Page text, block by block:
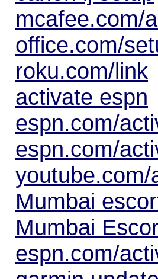
mcafee.com/
office.com/
roku.com/link
activate espn
espn.com/
espn.com/
youtube.com/
Mumbai
Mumbai
espn.com/